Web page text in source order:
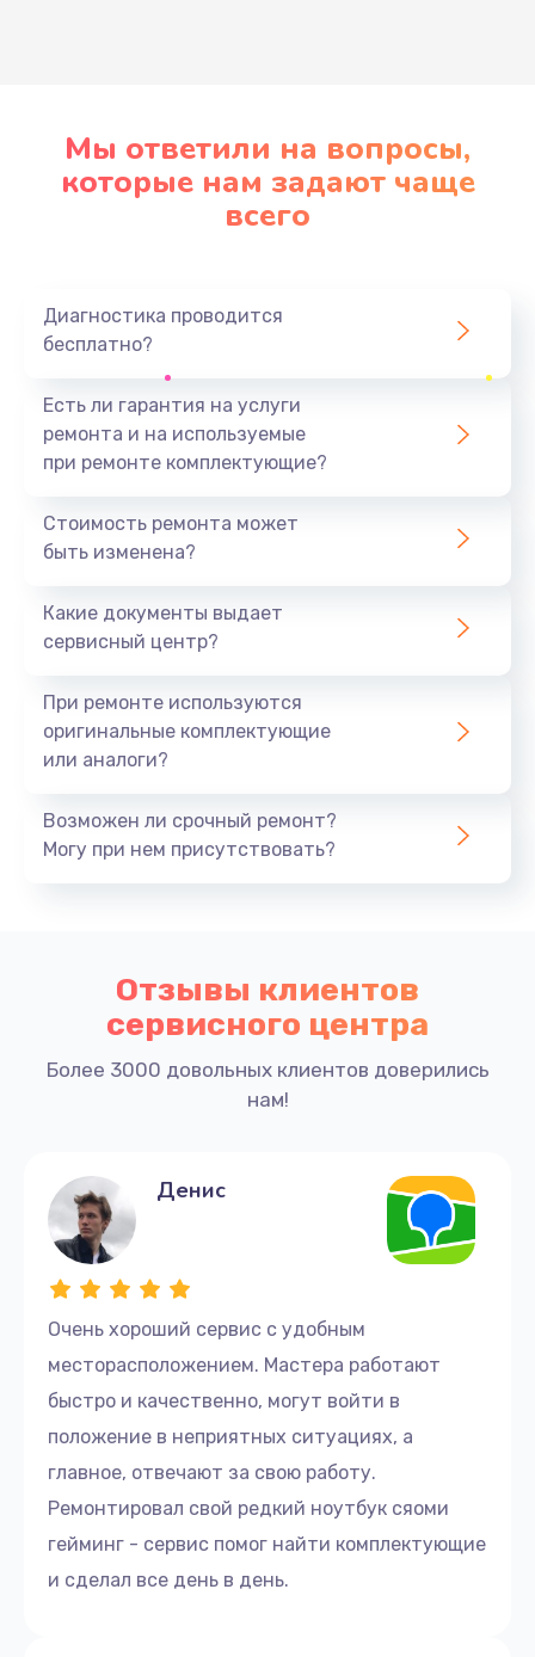
Мы ответили на вопросы,
которые нам задают чаще
всего
Диагностика проводится
бесплатно?
Есть ли гарантия на услуги
ремонта и на используемые
при ремонте комплектующие?
Стоимость ремонта может
быть изменена?
Какие документы выдает
сервисный центр?
При ремонте используются
оригинальные комплектующие
или аналоги?
Возможен ли срочный ремонт?
Могу при нем присутствовать?
Отзывы клиентов
сервисного центра
Более 3000 довольных клиентов доверились
нам!
Очень хороший сервис с удобным
месторасположением. Мастера работают
быстро и качественно, могут войти в
положение в неприятных ситуациях, а
главное, отвечают за свою работу.
Ремонтировал свой редкий ноутбук сяоми
гейминг - сервис помог найти комплектующие
и сделал все день в день.
Денис